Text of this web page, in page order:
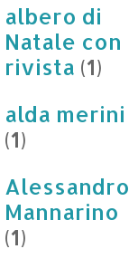
albero di
Natale con
rivista (1)
alda merini
(1)
Alessandro
Mannarino
(1)